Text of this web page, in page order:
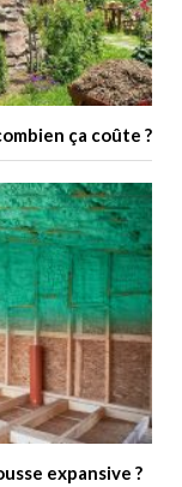
ça coûte ?
expansive ?